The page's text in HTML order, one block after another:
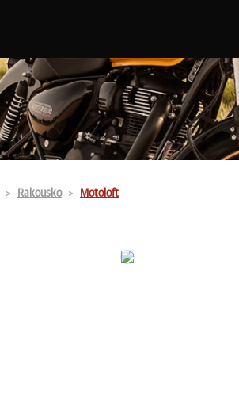
Rakousko Motoloft